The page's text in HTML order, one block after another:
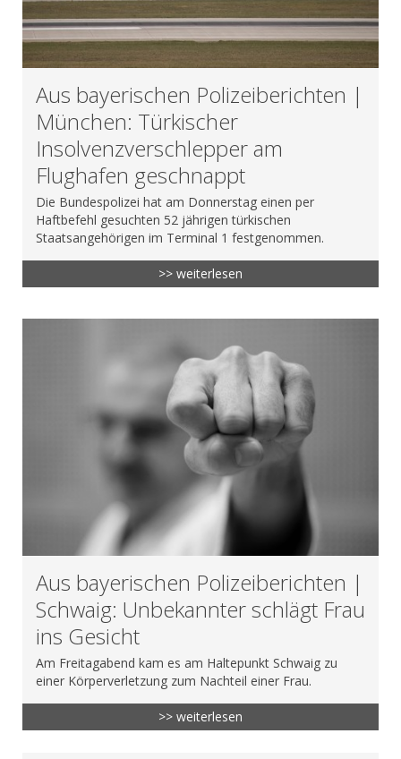
Aus bayerischen Polizeiberichten |
München: Türkischer
Insolvenzverschlepper am
Flughafen geschnappt
Die Bundespolizei hat am Donnerstag einen per
Haftbefehl gesuchten 52 jährigen türkischen
Staatsangehörigen im Terminal 1 festgenommen.
>> weiterlesen
Aus bayerischen Polizeiberichten |
Schwaig: Unbekannter schlägt Frau
ins Gesicht
Am Freitagabend kam es am Haltepunkt Schwaig zu
einer Körperverletzung zum Nachteil einer Frau.
>> weiterlesen